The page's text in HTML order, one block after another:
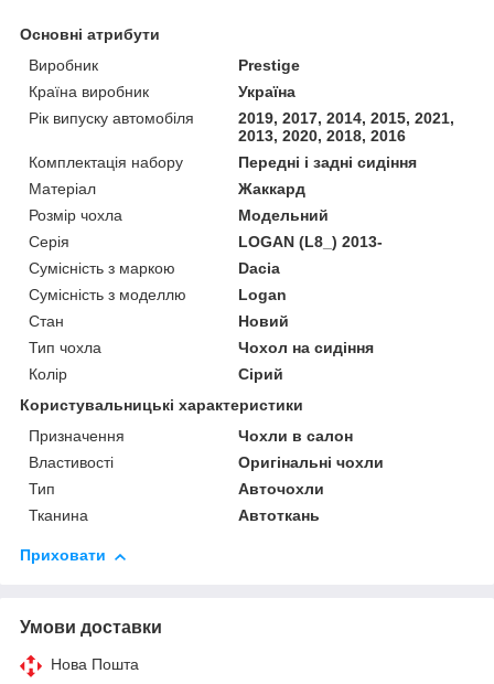
Основні атрибути
Виробник
Prestige
Країна виробник
Україна
Рік випуску автомобіля
2019, 2017, 2014, 2015, 2021,
2013, 2020, 2018, 2016
Комплектація набору
Передні і задні сидіння
Матеріал
Жаккард
Розмір чохла
Модельний
Серія
LOGAN (L8_) 2013-
Сумісність з маркою
Dacia
Сумісність з моделлю
Logan
Стан
Новий
Тип чохла
Чохол на сидіння
Колір
Сірий
Користувальницькі характеристики
Призначення
Чохли в салон
Властивості
Оригінальні чохли
Тип
Авточохли
Тканина
Автоткань
Приховати
Умови доставки
Нова Пошта